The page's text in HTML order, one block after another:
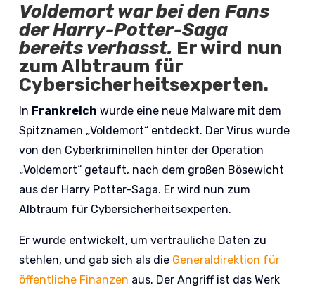
Voldemort war bei den Fans
der Harry-Potter-Saga
bereits verhasst. Er wird nun
zum Albtraum für
Cybersicherheitsexperten.
In Frankreich wurde eine neue Malware mit dem
Spitznamen „Voldemort“ entdeckt. Der Virus wurde
von den Cyberkriminellen hinter der Operation
„Voldemort“ getauft, nach dem großen Bösewicht
aus der Harry Potter-Saga. Er wird nun zum
Albtraum für Cybersicherheitsexperten.
Er wurde entwickelt, um vertrauliche Daten zu
stehlen, und gab sich als die Generaldirektion für
öffentliche Finanzen aus. Der Angriff ist das Werk